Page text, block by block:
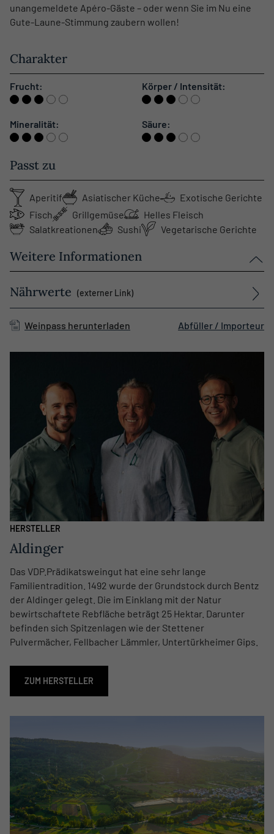
unangemeldete Apéro-Gäste – oder wenn Sie im Nu eine
Gute-Laune-Stimmung zaubern wollen!
Charakter
Frucht: Körper / Intensität:
Mineralität: Säure:
Passt zu
Aperitif Asiatischer Küche
Exotische Gerichte
Fisch
Grillgemüse
Helles Fleisch
Salatkreationen
Sushi Vegetarische Gerichte
Weitere Informationen
Nährwerte (externer Link)
Weinpass herunterladen Abfüller / Importeur
HERSTELLER
Aldinger
Das VDP.Prädikatsweingut hat eine sehr lange
Familientradition. 1492 wurde der Grundstock durch Bentz
der Aldinger gelegt. Die im Einklang mit der Natur
bewirtschaftete Rebfläche beträgt 25 Hektar. Darunter
befinden sich Spitzenlagen wie der Stettener
Pulvermächer, Fellbacher Lämmler, Untertürkheimer Gips.
ZUM HERSTELLER